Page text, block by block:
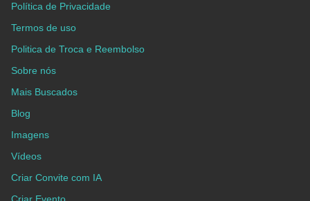
Política de Privacidade
Termos de uso
Politica de Troca e Reembolso
Sobre nós
Mais Buscados
Blog
Imagens
Vídeos
Criar Convite com IA